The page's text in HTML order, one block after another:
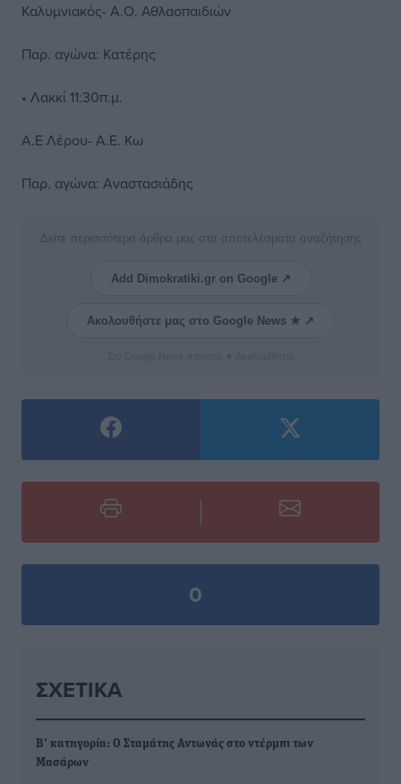
Καλυμνιακός- Α.Ο. Αθλαοπαιδιών
Παρ. αγώνα: Κατέρης
• Λακκί 11:30π.μ.
Α.Ε Λέρου- Α.Ε. Κω
Παρ. αγώνα: Αναστασιάδης
Δείτε περισσότερα άρθρα μας στα αποτελέσματα αναζήτησης
Add Dimokratiki.gr on Google ↗
Ακολουθήστε μας στο Google News ★ ↗
0
ΣΧΕΤΙΚΆ
Β’ κατηγορία: Ο Σταμάτης Αντωνάς στο ντέρμπι των
Μασάρων